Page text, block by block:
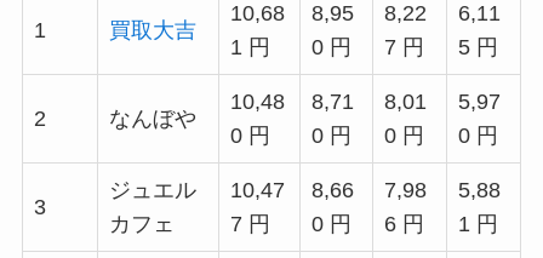
1 買取大吉
10,68
1 円
8,95
0 円
8,22
7 円
6,11
5 円
2 なんぼや
10,48
0 円
8,71
0 円
8,01
0 円
5,97
0 円
3
ジュエル
カフェ
10,47
7 円
8,66
0 円
7,98
6 円
5,88
1 円